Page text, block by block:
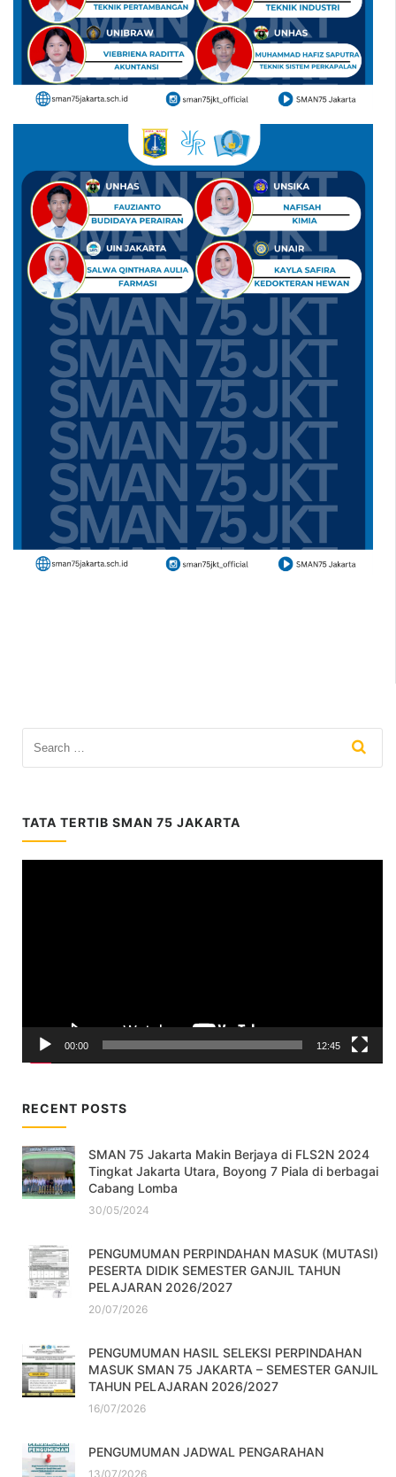
TATA TERTIB SMAN 75 JAKARTA
00:00 12:45
RECENT POSTS
SMAN 75 Jakarta Makin Berjaya di FLS2N 2024
Tingkat Jakarta Utara, Boyong 7 Piala di berbagai
Cabang Lomba
30/05/2024
PENGUMUMAN PERPINDAHAN MASUK (MUTASI)
PESERTA DIDIK SEMESTER GANJIL TAHUN
PELAJARAN 2026/2027
20/07/2026
PENGUMUMAN HASIL SELEKSI PERPINDAHAN
MASUK SMAN 75 JAKARTA – SEMESTER GANJIL
TAHUN PELAJARAN 2026/2027
16/07/2026
PENGUMUMAN JADWAL PENGARAHAN
13/07/2026